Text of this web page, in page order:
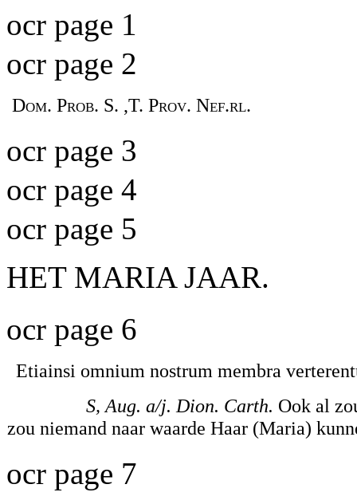
ocr page 1
ocr page 2
Dom. Prob. S. ,T. Prov. Nef.rl.
ocr page 3
ocr page 4
ocr page 5
HET MARIA JAAR.
ocr page 6
Etiainsi omnium nostrum membra
S, Aug. a/j. Dion. Carth. Ook al
zou niemand naar waarde Haar (Maria)
ocr page 7